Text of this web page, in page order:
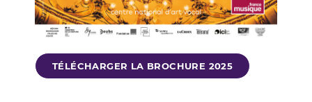
TÉLÉCHARGER LA BROCHURE 2025